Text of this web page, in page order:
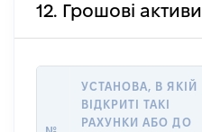
12. Грошові активи
УСТАНОВА, В ЯКІЙ
ВІДКРИТІ ТАКІ
РАХУНКИ АБО ДО